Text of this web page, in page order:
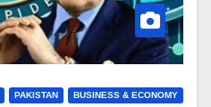
BUSINESS & ECONOMY
PAKISTAN